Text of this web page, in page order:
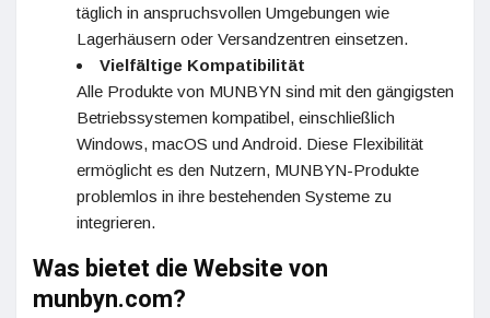
täglich in anspruchsvollen Umgebungen wie
Lagerhäusern oder Versandzentren einsetzen.
Vielfältige Kompatibilität
Alle Produkte von MUNBYN sind mit den gängigsten
Betriebssystemen kompatibel, einschließlich
Windows, macOS und Android. Diese Flexibilität
ermöglicht es den Nutzern, MUNBYN-Produkte
problemlos in ihre bestehenden Systeme zu
integrieren.
Was bietet die Website von
munbyn.com?